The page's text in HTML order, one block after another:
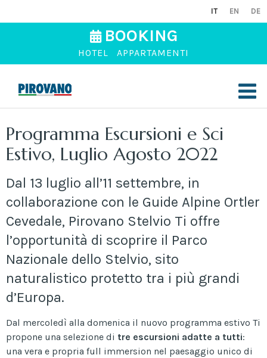
IT EN DE
BOOKING
HOTEL APPARTAMENTI
Programma Escursioni e Sci
Estivo, Luglio Agosto 2022
Dal 13 luglio all’11 settembre, in
collaborazione con le Guide Alpine Ortler
Cevedale, Pirovano Stelvio Ti offre
l’opportunità di scoprire il Parco
Nazionale dello Stelvio, sito
naturalistico protetto tra i più grandi
d’Europa.
Dal mercoledì alla domenica il nuovo programma estivo Ti
propone una selezione di tre escursioni adatte a tutti:
una vera e propria full immersion nel paesaggio unico di